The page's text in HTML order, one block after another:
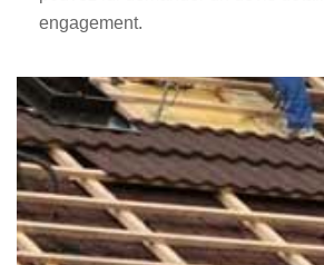
engagement.